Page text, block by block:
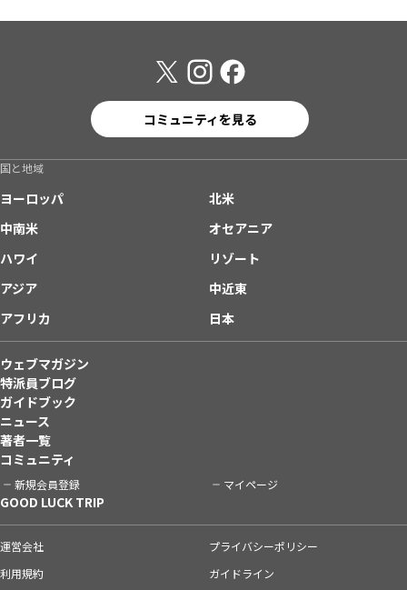
コミュニティを見る
国と地域
ヨーロッパ
北米
中南米
オセアニア
ハワイ
リゾート
アジア
中近東
アフリカ
日本
ウェブマガジン
特派員ブログ
ガイドブック
ニュース
著者一覧
コミュニティ
新規会員登録 マイページ
GOOD LUCK TRIP
運営会社
プライバシーポリシー
利用規約
ガイドライン